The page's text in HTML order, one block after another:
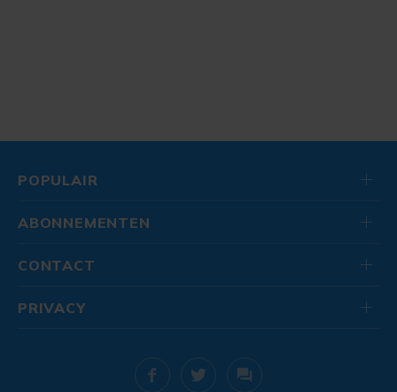
POPULAIR
ABONNEMENTEN
CONTACT
PRIVACY